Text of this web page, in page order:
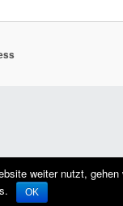
weiter nutzt, gehen
OK